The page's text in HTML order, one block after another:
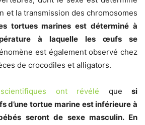
et la transmission des chromosomes
tortues marines est déterminé à
à laquelle les œufs se
est également observé chez
de crocodiles et alligators.
ont révélé que si
d’une tortue marine est inférieure à
seront de sexe masculin. En